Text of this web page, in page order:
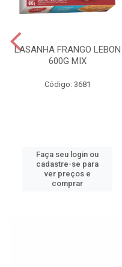
LASANHA FRANGO LEBON
600G MIX
Código: 3681
Faça seu login ou
cadastre-se para
ver preços e
comprar